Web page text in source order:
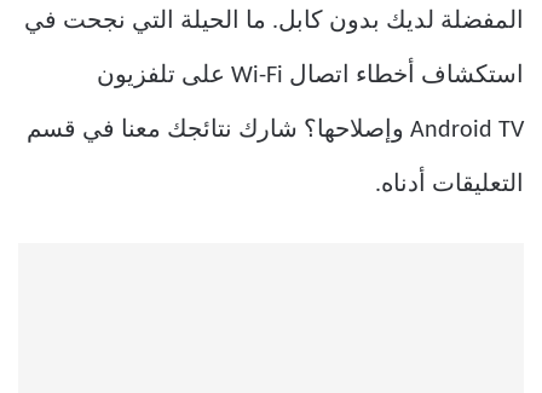
المفضلة لديك بدون كابل. ما الحيلة التي نجحت في
استكشاف أخطاء اتصال Wi-Fi على تلفزيون
Android TV وإصلاحها؟ شارك نتائجك معنا في قسم
التعليقات أدناه.